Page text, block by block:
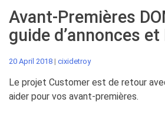
Avant-Premières
guide d’annonces
20 April 2018 | cixidetroy
Le projet Customer est de retour
aider pour vos avant-premières.